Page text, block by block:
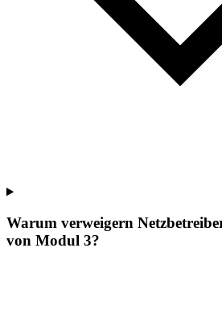
Warum verweigern
von Modul 3?